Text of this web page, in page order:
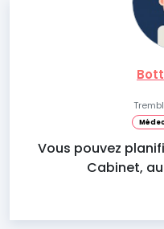
Vous pouvez
Cabinet,